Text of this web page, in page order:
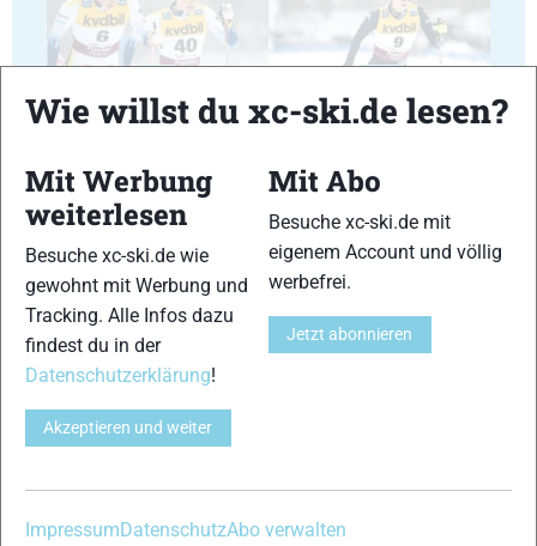
31 32
33
Wie willst du xc-ski.de lesen?
Mit Werbung
weiterlesen
Besuche xc-ski.de wie
gewohnt mit Werbung und
Tracking. Alle Infos dazu
findest du in der
Datenschutzerklärung!
Akzeptieren und weiter
Mit Abo
Besuche xc-ski.de mit
eigenem Account und völlig
werbefrei.
Jetzt abonnieren
ImpressumDatenschutzAbo verwalten